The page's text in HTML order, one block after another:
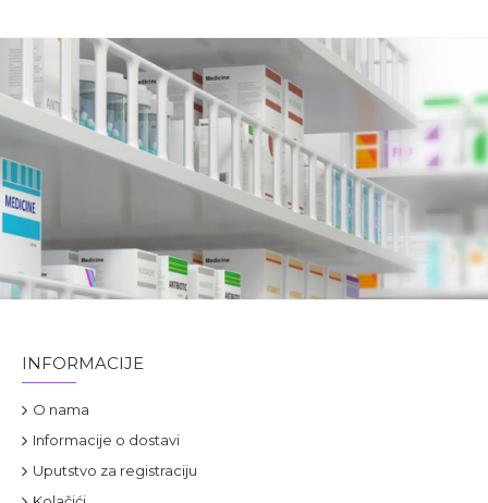
INFORMACIJE
O nama
Informacije o dostavi
Uputstvo za registraciju